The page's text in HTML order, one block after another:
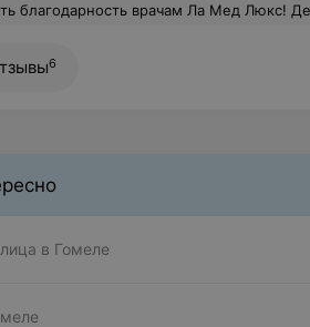
врачам Ла Мед Люкс! Дерматологу Михаленко Юлии Юрьевне и кардиологу Титенок Марине
6
в Гомеле